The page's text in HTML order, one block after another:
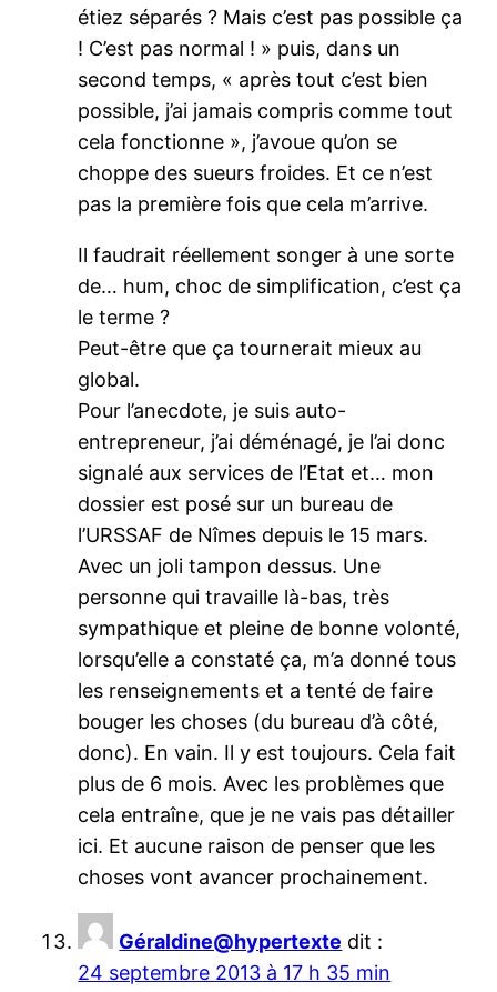
étiez séparés ? Mais c’est pas possible ça
! C’est pas normal ! » puis, dans un
second temps, « après tout c’est bien
possible, j’ai jamais compris comme tout
cela fonctionne », j’avoue qu’on se
choppe des sueurs froides. Et ce n’est
pas la première fois que cela m’arrive.
Il faudrait réellement songer à une sorte
de… hum, choc de simplification, c’est ça
le terme ?
Peut-être que ça tournerait mieux au
global.
Pour l’anecdote, je suis auto-
entrepreneur, j’ai déménagé, je l’ai donc
signalé aux services de l’Etat et… mon
dossier est posé sur un bureau de
l’URSSAF de Nîmes depuis le 15 mars.
Avec un joli tampon dessus. Une
personne qui travaille là-bas, très
sympathique et pleine de bonne volonté,
lorsqu’elle a constaté ça, m’a donné tous
les renseignements et a tenté de faire
bouger les choses (du bureau d’à côté,
donc). En vain. Il y est toujours. Cela fait
plus de 6 mois. Avec les problèmes que
cela entraîne, que je ne vais pas détailler
ici. Et aucune raison de penser que les
choses vont avancer prochainement.
Géraldine@hypertexte dit :
24 septembre 2013 à 17 h 35 min